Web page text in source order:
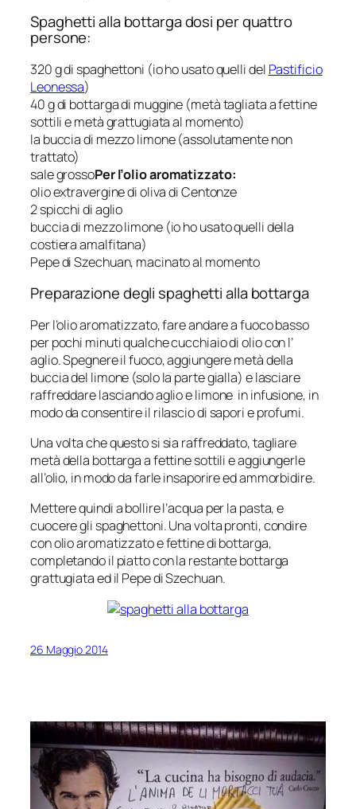
Spaghetti alla bottarga dosi per quattro
persone:
320 g di spaghettoni (io ho usato quelli del Pastificio
Leonessa)
40 g di bottarga di muggine (metà tagliata a fettine
sottili e metà grattugiata al momento)
la buccia di mezzo limone (assolutamente non
trattato)
sale grossoPer l’olio aromatizzato:
olio extravergine di oliva di Centonze
2 spicchi di aglio
buccia di mezzo limone (io ho usato quelli della
costiera amalfitana)
Pepe di Szechuan, macinato al momento
Preparazione degli spaghetti alla bottarga
Per l’olio aromatizzato, fare andare a fuoco basso
per pochi minuti qualche cucchiaio di olio con l’
aglio. Spegnere il fuoco, aggiungere metà della
buccia del limone (solo la parte gialla) e lasciare
raffreddare lasciando aglio e limone in infusione, in
modo da consentire il rilascio di sapori e profumi.
Una volta che questo si sia raffreddato, tagliare
metà della bottarga a fettine sottili e aggiungerle
all’olio, in modo da farle insaporire ed ammorbidire.
Mettere quindi a bollire l’acqua per la pasta, e
cuocere gli spaghettoni. Una volta pronti, condire
con olio aromatizzato e fettine di bottarga,
completando il piatto con la restante bottarga
grattugiata ed il Pepe di Szechuan.
26 Maggio 2014